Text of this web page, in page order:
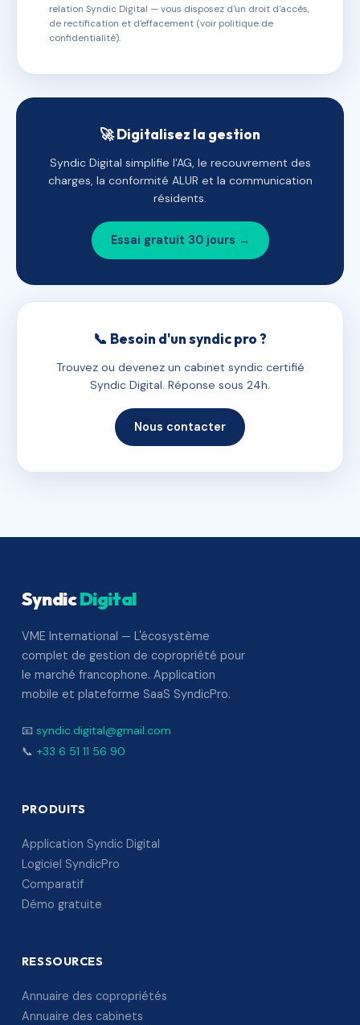
relation Syndic Digital — vous disposez d'un droit d'accès,
de rectification et d'effacement (voir politique de
confidentialité).
🚀 Digitalisez la gestion
Syndic Digital simplifie l'AG, le recouvrement des
charges, la conformité ALUR et la communication
résidents.
Essai gratuit 30 jours →
📞 Besoin d'un syndic pro ?
Trouvez ou devenez un cabinet syndic certifié
Syndic Digital. Réponse sous 24h.
Nous contacter
SyndicDigital
VME International — L'écosystème
complet de gestion de copropriété pour
le marché francophone. Application
mobile et plateforme SaaS SyndicPro.
📧 syndic.digital@gmail.com
📞 +33 6 51 11 56 90
PRODUITS
Application Syndic Digital
Logiciel SyndicPro
Comparatif
Démo gratuite
RESSOURCES
Annuaire des copropriétés
Annuaire des cabinets